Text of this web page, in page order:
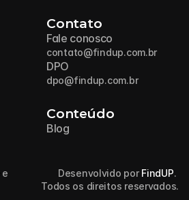
Contato
Fale conosco
contato@findup.com.br
DPO
dpo@findup.com.br
Conteúdo
Blog
Desenvolvido por FindUP.
Todos os direitos reservados.